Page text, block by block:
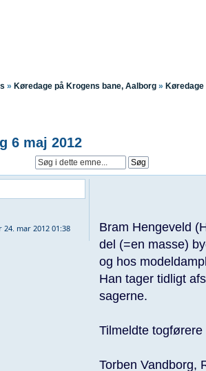
» Køredage på Krogens bane, Aalborg » Køredage
6 maj 2012
24. mar 2012 01:38
Bram Hengeveld
del (=en masse)
og hos
Han tager tidligt
sagerne.
Tilmeldte
Torben Vandborg,